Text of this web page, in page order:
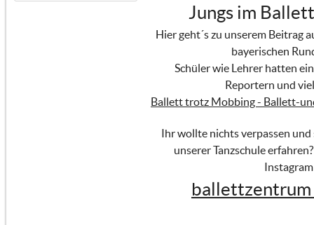
Jungs im
Hier geht´s zu unserem Beitrag
bayerischen
Schüler wie Lehrer hatten
Reportern und
Ballett trotz Mobbing - Ballett-
Ihr wollte nichts verpassen
unserer Tanzschule
Instagram